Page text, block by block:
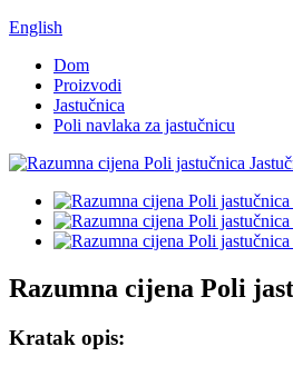
English
Dom
Proizvodi
Jastučnica
Poli navlaka za jastučnicu
Razumna cijena Poli
Kratak opis: